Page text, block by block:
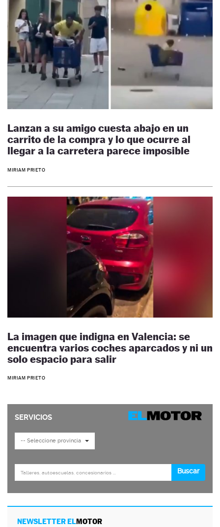
Lanzan a su amigo cuesta abajo en un
carrito de la compra y lo que ocurre al
llegar a la carretera parece imposible
MIRIAM PRIETO
La imagen que indigna en Valencia: se
encuentra varios coches aparcados y ni un
solo espacio para salir
MIRIAM PRIETO
NEWSLETTER ELMOTOR